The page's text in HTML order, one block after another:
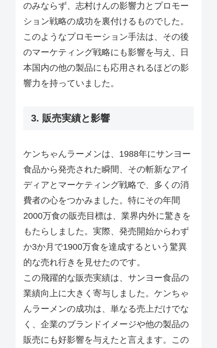
のみならず、志村けんの影響力とプロモー
ション戦略の成功を裏付けるものでした。
このようなプロモーション手法は、その後
のマーケティング戦略にも影響を与え、日
本国内の他の製品にも応用されるほどの影
響力を持っていました。
3. 販売実績と影響
ケンちゃんラーメンは、1988年にサンヨー
食品から発売された瞬間、その斬新なアイ
ディアとマーケティング戦略で、多くの消
費者の心をつかみました。特にその年間
2000万食の販売目標は、業界内外に驚きを
もたらしました。実際、発売開始からわず
か3か月で1900万食を達成するという驚異
的な売れ行きを見せたのです。
この飛躍的な販売実績は、サンヨー食品の
業績向上に大きく寄与しました。ケンちゃ
んラーメンの成功は、単なる売上だけでな
く、企業のブランドイメージや他の製品の
販売にも好影響を与えたと言えます。この